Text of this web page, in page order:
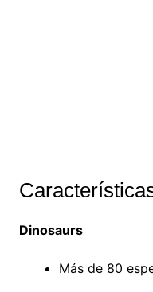
Dinosaurs
Más de 80